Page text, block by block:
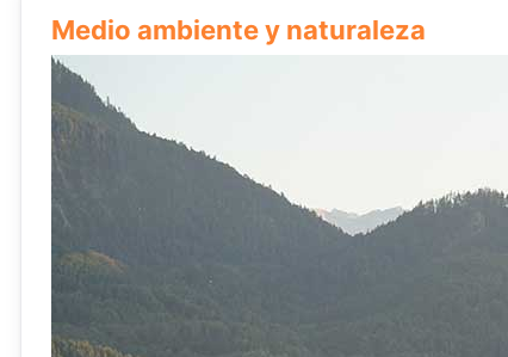
Medio ambiente y naturaleza